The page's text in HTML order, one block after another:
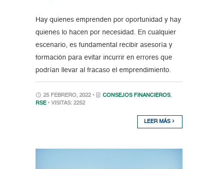
Hay quienes emprenden por oportunidad y hay
quienes lo hacen por necesidad. En cualquier
escenario, es fundamental recibir asesoría y
formación para evitar incurrir en errores que
podrían llevar al fracaso el emprendimiento.
25 FEBRERO, 2022 • CONSEJOS FINANCIEROS,
RSE • VISITAS: 2252
LEER MÁS